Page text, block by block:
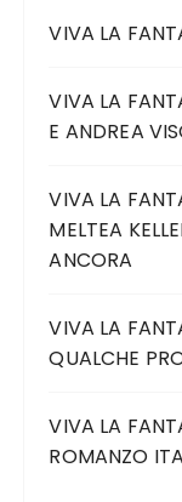
VIVA LA
VIVA LA
E ANDREA
VIVA LA
MELTEA
ANCORA
VIVA LA
QUALCHE
VIVA LA
ROMANZO